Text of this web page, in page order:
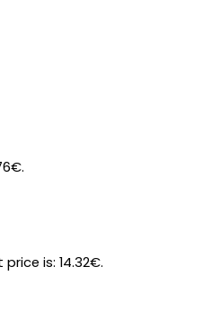
price is: 14.32€.